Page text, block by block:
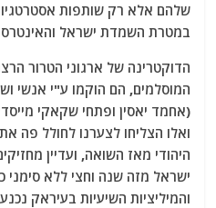
שלהם אלא רק שותפות
במטרת השמדת ישראל
הדוקטרינה של ארגוני הטרור
המוסלמים, הם הוקמו ע"י אנשי
(אחמד יאסין ופתחי שקאקי
ואלו הצליחו לצערנו לחולל פה
היהודי מאז השואה, ועדיין
ישראל מזה שנה וחצי ללא סימני
והמיליציות השיעיות בעיראק